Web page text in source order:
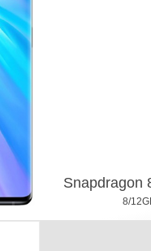
Snapdragon
8/